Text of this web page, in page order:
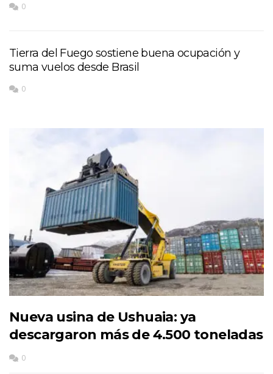
0
Tierra del Fuego sostiene buena ocupación y
suma vuelos desde Brasil
0
Nueva usina de Ushuaia: ya
descargaron más de 4.500 toneladas
0